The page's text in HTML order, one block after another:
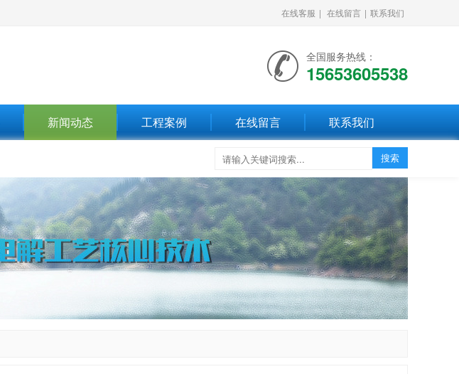
在线客服 | 在线留言 | 联系我们
全国服务热线：
15653605538
新闻动态 工程案例 在线留言 联系我们